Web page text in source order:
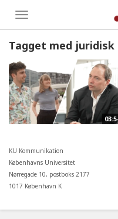
Toggle
menu
Tagget med
KU Kommunikation
Københavns Universitet
Nørregade 10, postboks 2177
1017 København K